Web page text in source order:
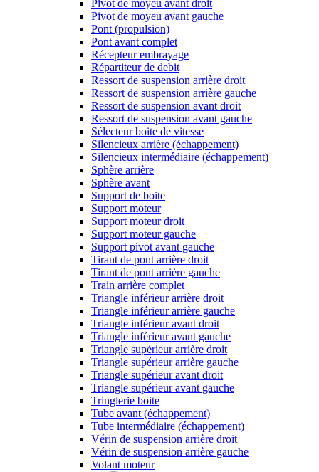
Pivot de moyeu avant droit
Pivot de moyeu avant gauche
Pont (propulsion)
Pont avant complet
Récepteur embrayage
Répartiteur de debit
Ressort de suspension arrière droit
Ressort de suspension arrière gauche
Ressort de suspension avant droit
Ressort de suspension avant gauche
Sélecteur boite de vitesse
Silencieux arrière (échappement)
Silencieux intermédiaire (échappement)
Sphère arrière
Sphère avant
Support de boite
Support moteur
Support moteur droit
Support moteur gauche
Support pivot avant gauche
Tirant de pont arrière droit
Tirant de pont arrière gauche
Train arrière complet
Triangle inférieur arrière droit
Triangle inférieur arrière gauche
Triangle inférieur avant droit
Triangle inférieur avant gauche
Triangle supérieur arrière droit
Triangle supérieur arrière gauche
Triangle supérieur avant droit
Triangle supérieur avant gauche
Tringlerie boite
Tube avant (échappement)
Tube intermédiaire (échappement)
Vérin de suspension arrière droit
Vérin de suspension arrière gauche
Volant moteur